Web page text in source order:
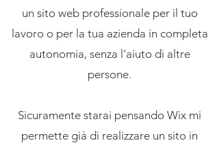
un sito web professionale per il tuo
lavoro o per la tua azienda in completa
autonomia, senza l'aiuto di altre
persone.
Sicuramente starai pensando Wix mi
permette già di realizzare un sito in